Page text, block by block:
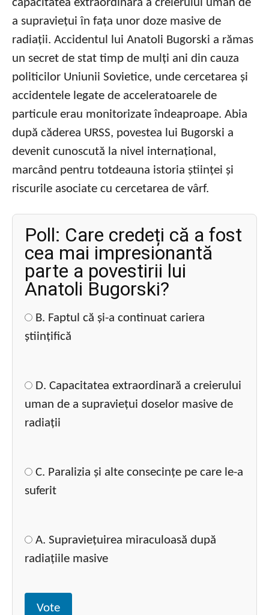
capacitatea extraordinară a creierului uman de
a supraviețui în fața unor doze masive de
radiații. Accidentul lui Anatoli Bugorski a rămas
un secret de stat timp de mulți ani din cauza
politicilor Uniunii Sovietice, unde cercetarea și
accidentele legate de acceleratoarele de
particule erau monitorizate îndeaproape. Abia
după căderea URSS, povestea lui Bugorski a
devenit cunoscută la nivel internațional,
marcând pentru totdeauna istoria științei și
riscurile asociate cu cercetarea de vârf.
Poll: Care credeți că a fost
cea mai impresionantă
parte a povestirii lui
Anatoli Bugorski?
B. Faptul că și-a continuat cariera
științifică
D. Capacitatea extraordinară a creierului
uman de a supraviețui doselor masive de
radiații
C. Paralizia și alte consecințe pe care le-a
suferit
A. Supraviețuirea miraculoasă după
radiațiile masive
Vote